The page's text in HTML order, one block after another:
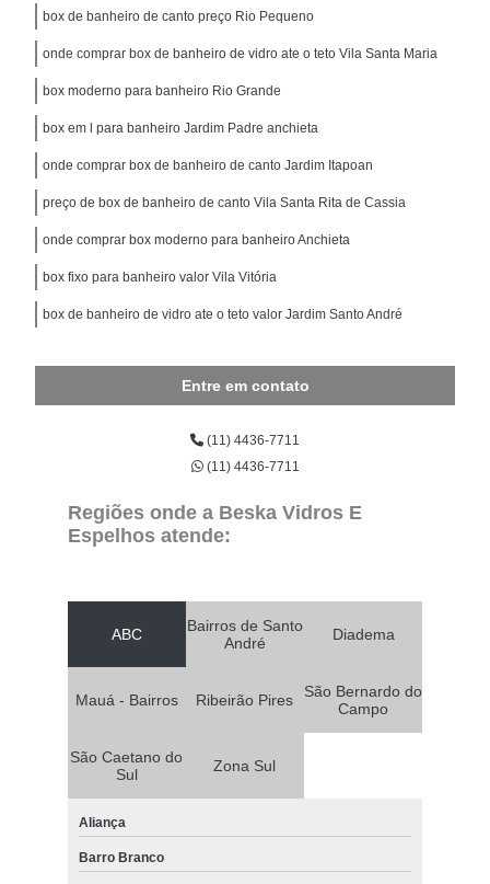
box de banheiro de canto preço Rio Pequeno
onde comprar box de banheiro de vidro ate o teto Vila Santa Maria
box moderno para banheiro Rio Grande
box em l para banheiro Jardim Padre anchieta
onde comprar box de banheiro de canto Jardim Itapoan
preço de box de banheiro de canto Vila Santa Rita de Cassia
onde comprar box moderno para banheiro Anchieta
box fixo para banheiro valor Vila Vitória
box de banheiro de vidro ate o teto valor Jardim Santo André
Entre em contato
(11) 4436-7711
(11) 4436-7711
Regiões onde a Beska Vidros E
Espelhos atende:
ABC
Bairros de Santo
André
Diadema
Mauá - Bairros Ribeirão Pires
São Bernardo do
Campo
São Caetano do
Sul
Zona Sul
Aliança
Barro Branco